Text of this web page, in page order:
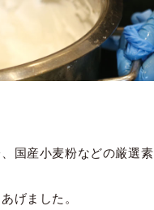
国産小麦粉などの厳選素
げました。